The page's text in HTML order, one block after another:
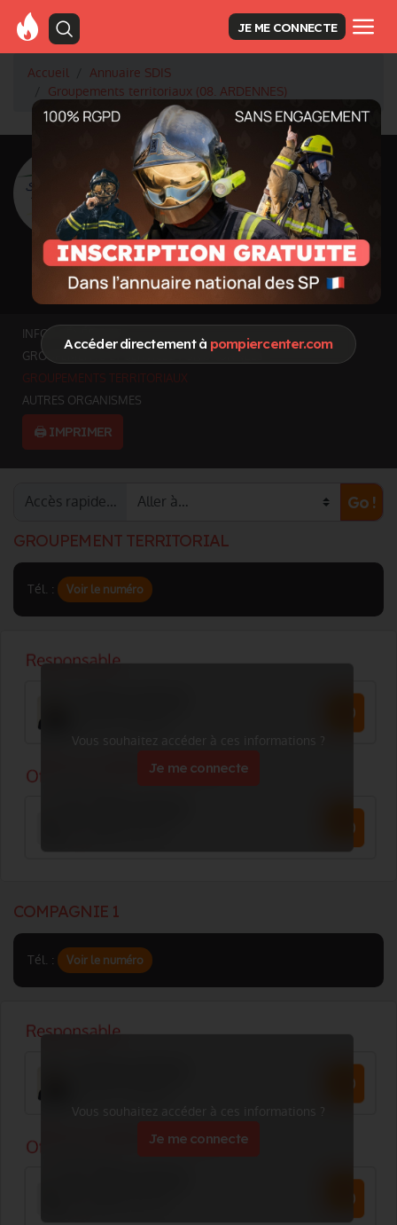
Accéder directement à pompiercenter.com
JE ME CONNECTE
Accueil
Annuaire SDIS
Groupements territoriaux (08. ARDENNES)
<Retour à la liste des SDIS
SDIS Ardennes à
Charleville-Mézières
(08)
DépartementARDENNES
5 224 km² - 273 579 habitants
Informations mises à jour le 11 juil. 2026
INFOS GÉNÉRALES
GROUPEMENTS ET SERVICES FONCTIONNELS
GROUPEMENTS TERRITORIAUX
AUTRES ORGANISMES
🖨️ IMPRIMER
Accès rapide… Go !
GROUPEMENT TERRITORIAL
Tél. : Voir le numéro
Vous souhaitez accéder à ces informations ?
Je me connecte
COMPAGNIE 1
Tél. : Voir le numéro
Vous souhaitez accéder à ces informations ?
Je me connecte